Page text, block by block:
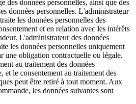
des données personnelles, ainsi que des
données personnelles. L'administrateur
les données personnelles des
et en relation avec les intérêts
L'administrateur des données
les données personnelles uniquement
une obligation contractuelle ou légale.
au traitement des données
et le consentement au traitement des
peut être retiré à tout moment. Aux
les données suivantes sont